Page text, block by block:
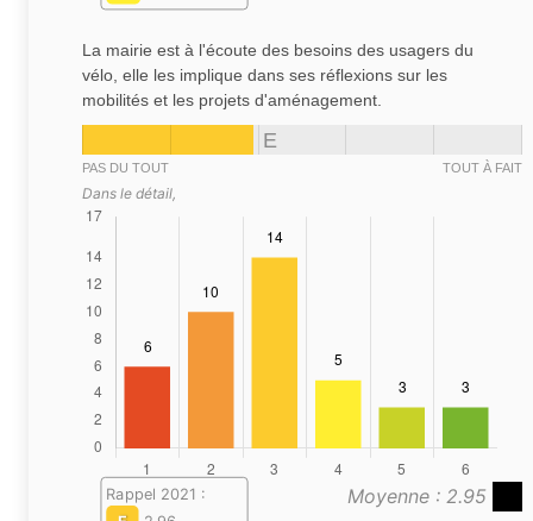
La mairie est à l'écoute des besoins des usagers du
vélo, elle les implique dans ses réflexions sur les
mobilités et les projets d'aménagement.
E
PAS DU TOUT TOUT À FAIT
Dans le détail,
Moyenne : 2.95
Rappel 2021 :